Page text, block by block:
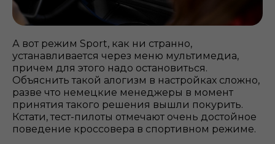
А вот режим Sport, как ни странно,
устанавливается через меню мультимедиа,
причем для этого надо остановиться.
Объяснить такой алогизм в настройках сложно,
разве что немецкие менеджеры в момент
принятия такого решения вышли покурить.
Кстати, тест-пилоты отмечают очень достойное
поведение кроссовера в спортивном режиме.